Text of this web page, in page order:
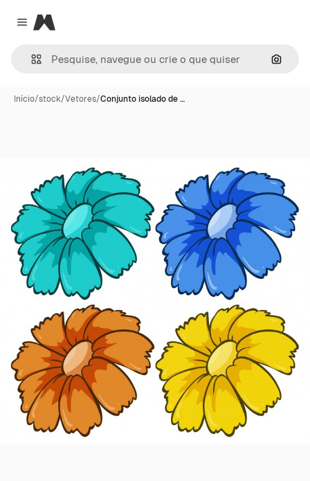
Close menu
Magnific
Início/stock/Vetores/Conjunto isolado de …